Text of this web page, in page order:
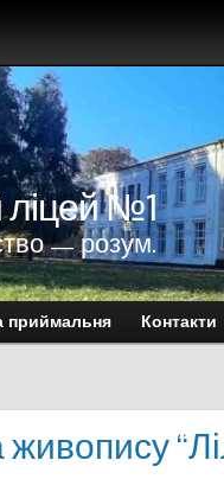
ліцей №1
— розум.
приймальня Контакти